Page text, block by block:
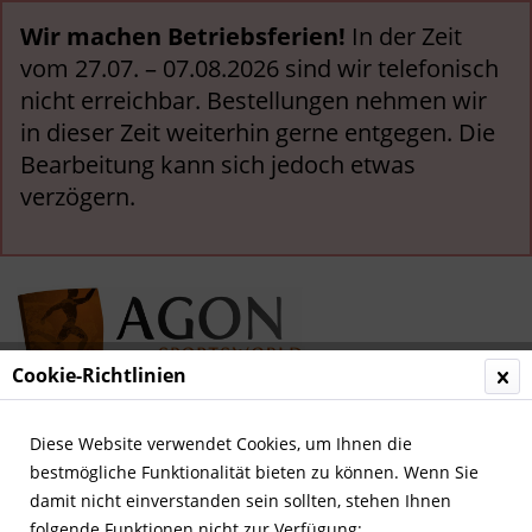
Wir machen Betriebsferien! In der Zeit
vom 27.07. – 07.08.2026 sind wir telefonisch
nicht erreichbar. Bestellungen nehmen wir
in dieser Zeit weiterhin gerne entgegen. Die
Bearbeitung kann sich jedoch etwas
verzögern.
Menü
Übersicht Spanien
Cookie-Richtlinien
Diese Website verwendet Cookies, um Ihnen die
bestmögliche Funktionalität bieten zu können. Wenn Sie
damit nicht einverstanden sein sollten, stehen Ihnen